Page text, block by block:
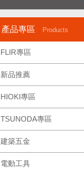
產品專區 Products
FLIR專區
新品推薦
HIOKI專區
TSUNODA專區
建築五金
電動工具